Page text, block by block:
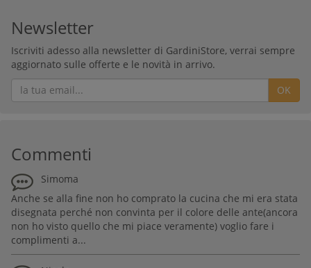
Newsletter
Iscriviti adesso alla newsletter di GardiniStore, verrai sempre
aggiornato sulle offerte e le novità in arrivo.
OK
Commenti
Simoma
Anche se alla fine non ho comprato la cucina che mi era stata
disegnata perché non convinta per il colore delle ante(ancora
non ho visto quello che mi piace veramente) voglio fare i
complimenti a...